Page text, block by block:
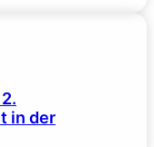
in der